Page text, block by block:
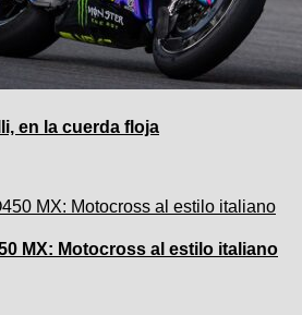
en la cuerda floja
MX: Motocross al estilo italiano